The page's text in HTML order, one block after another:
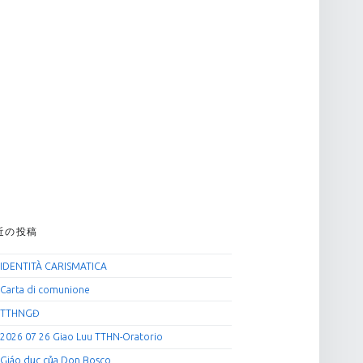
の投稿
IDENTITÀ CARISMATICA
Carta di comunione
TTHNGĐ
2026 07 26 Giao Luu TTHN-Oratorio
Giáo dục của Don Bosco